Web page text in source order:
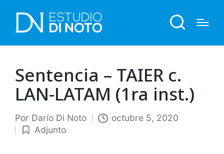
Sentencia – TAIER c.
LAN-LATAM (1ra inst.)
Publicado
por
Por Darío Di Noto
octubre 5, 2020
Publicado
Adjunto